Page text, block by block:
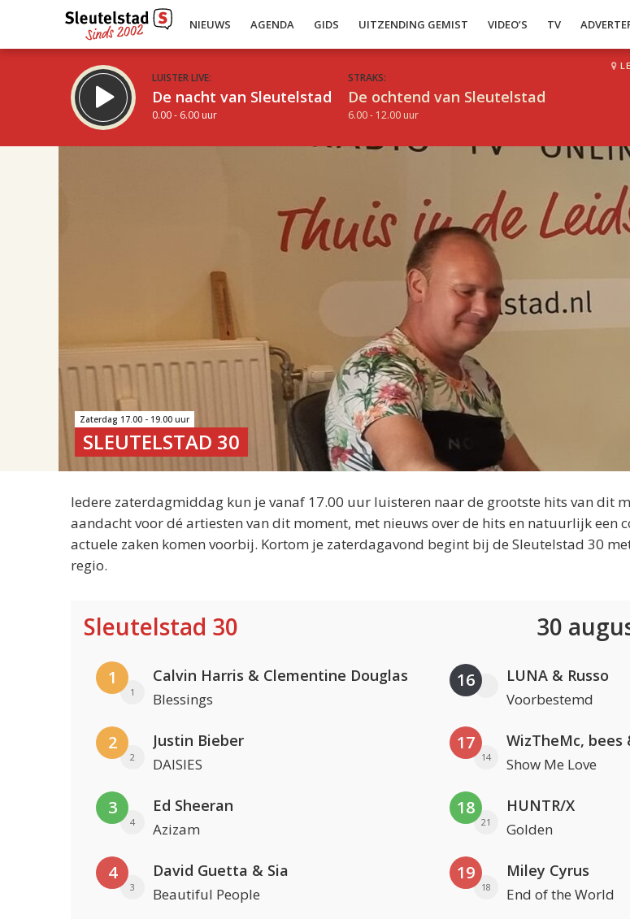
NIEUWS AGENDA GIDS UITZENDING GEMIST VIDEO’S TV
LUISTER LIVE:
De nacht van Sleutelstad
0.00 - 6.00 uur
STRAKS:
De ochtend van Sleutelstad
6.00 - 12.00 uur
Zaterdag 17.00 - 19.00 uur
SLEUTELSTAD 30
Iedere zaterdagmiddag kun je vanaf 17.00 uur luisteren naar de grootste hits van dit
aandacht voor dé artiesten van dit moment, met nieuws over de hits en natuurlijk een
actuele zaken komen voorbij. Kortom je zaterdagavond begint bij de Sleutelstad 30
regio.
Sleutelstad 30 30
1
1
Calvin Harris & Clementine Douglas
Blessings
2
2
Justin Bieber
DAISIES
3
4
Ed Sheeran
Azizam
4
3
David Guetta & Sia
Beautiful People
16 LUNA & Russo
Voorbestemd
17
14
WizTheMc, bees
Show Me Love
18
21
HUNTR/X
Golden
19
18
Miley Cyrus
End of the World